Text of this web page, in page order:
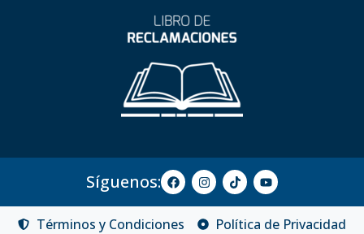
Síguenos:
Términos y Condiciones Política de Privacidad